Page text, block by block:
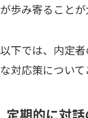
が歩み寄ることが
以下では、内定
な対応策について